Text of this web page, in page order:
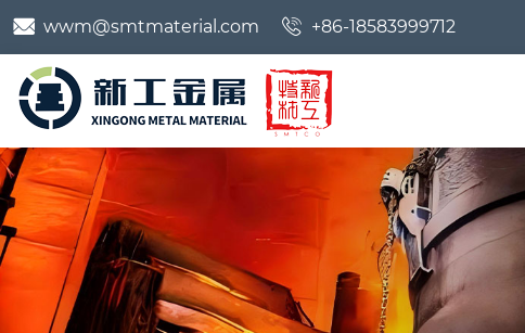
 wwm@smtmaterial.com  +86-18583999712